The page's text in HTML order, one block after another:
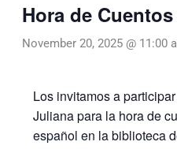
Hora de
November 20, 2025 @ 11:00
Los invitamos a
Juliana para la hora de
español en la biblioteca